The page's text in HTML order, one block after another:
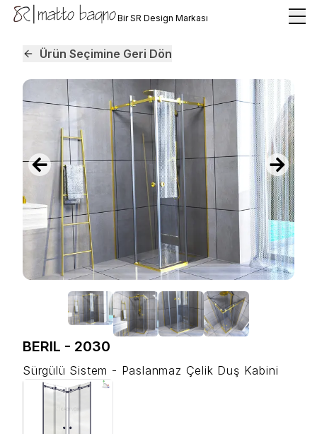
Bir SR Design Markası
Ürün Seçimine Geri Dön
BERIL - 2030
Sürgülü Sistem - Paslanmaz Çelik Duş Kabini